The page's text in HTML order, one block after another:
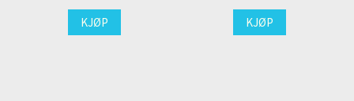
KJØP KJØP